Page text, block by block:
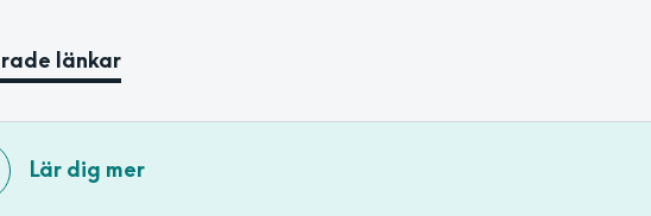
länkar
Lär dig mer